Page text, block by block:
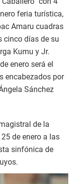
feria turística,
Amaru cuadras
cinco días de su
Kumu y Jr.
enero será el
encabezados por
Sánchez
de la
de enero a las
sinfónica de